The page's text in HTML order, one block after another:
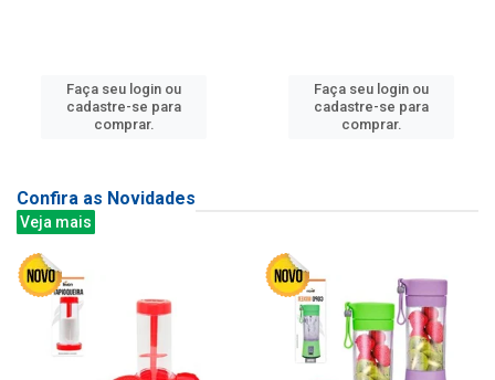
Faça seu login ou
cadastre-se para
comprar.
Faça seu login ou
cadastre-se para
comprar.
Confira as Novidades
Veja mais